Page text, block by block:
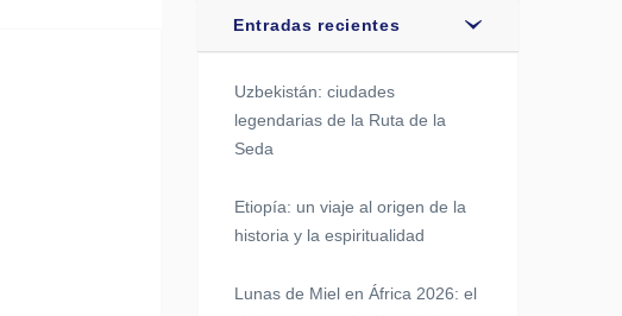
Entradas recientes
Uzbekistán: ciudades
legendarias de la Ruta de la
Seda
Etiopía: un viaje al origen de la
historia y la espiritualidad
Lunas de Miel en África 2026: el